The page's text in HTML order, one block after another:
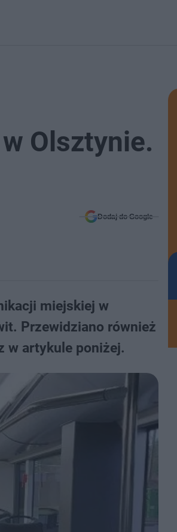
Olsztynie.
Dodaj do Google
miejskiej w
Przewidziano również
w artykule poniżej.